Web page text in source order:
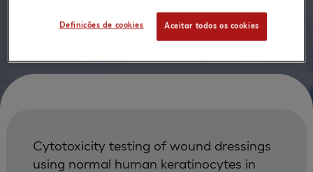
Cytotoxicity testing of wound dressings
using normal human keratinocytes in
Definições de cookies Aceitar todos os cookies